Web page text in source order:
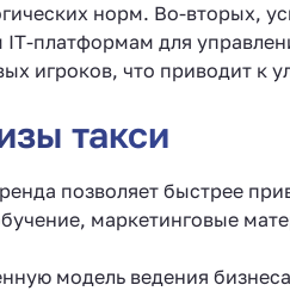
норм. Во-вторых,
платформам для
игроков, что приводит
такси
позволяет быстрее
маркетинговые
модель ведения